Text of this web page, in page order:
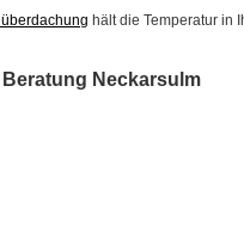
hält die Temperatur in
Neckarsulm